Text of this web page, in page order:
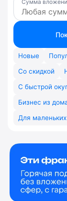
Сумма
Новые
Со скидкой
С быстрой
Бизнес из
Для